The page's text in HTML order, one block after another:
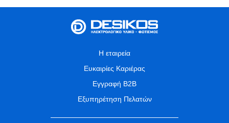
Η εταιρεία
Ευκαιρίες Καριέρας
Εγγραφή B2B
Εξυπηρέτηση Πελατών